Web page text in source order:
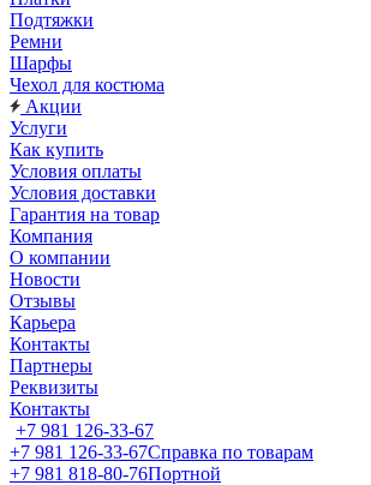
Подтяжки
Ремни
Шарфы
Чехол для костюма
Акции
Услуги
Как купить
Условия оплаты
Условия доставки
Гарантия на товар
Компания
О компании
Новости
Отзывы
Карьера
Контакты
Партнеры
Реквизиты
Контакты
+7 981 126-33-67
+7 981 126-33-67Справка по товарам
+7 981 818-80-76Портной